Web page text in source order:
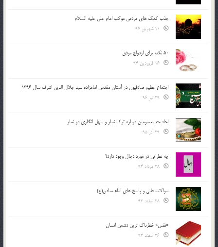
جذب کمک های مردمی موکب امام علی علیه السلام
50 نکته برای ازدواج موفق
اجتماع عظیم صادقیون در آستان مقدس امامزاده سید جلال الدین اشرف سال 1396
احادیث معصومین درباره ترک نماز و سهل انگاری در نماز
چه نظراتی در مورد دجال وجود دارد؟
سوالات طبی و پاسخ های امام صادق(ع)
«نفس» خطرناک ترین دشمن انسان